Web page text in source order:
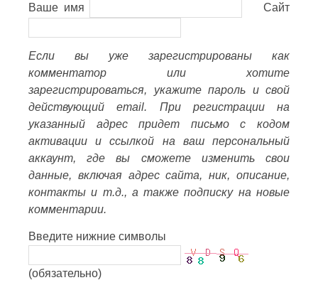
Ваше имя Сайт
Если вы уже зарегистрированы как
комментатор или хотите
зарегистрироваться, укажите пароль и свой
действующий email. При регистрации на
указанный адрес придет письмо с кодом
активации и ссылкой на ваш персональный
аккаунт, где вы сможете изменить свои
данные, включая адрес сайта, ник, описание,
контакты и т.д., а также подписку на новые
комментарии.
Введите нижние символы
(обязательно)